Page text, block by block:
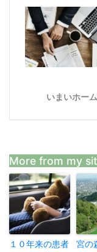
More from my
１０年来の患者
宮の